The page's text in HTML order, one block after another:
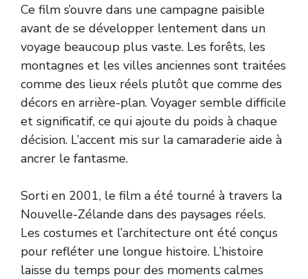
Ce film s’ouvre dans une campagne paisible
avant de se développer lentement dans un
voyage beaucoup plus vaste. Les forêts, les
montagnes et les villes anciennes sont traitées
comme des lieux réels plutôt que comme des
décors en arrière-plan. Voyager semble difficile
et significatif, ce qui ajoute du poids à chaque
décision. L’accent mis sur la camaraderie aide à
ancrer le fantasme.
Sorti en 2001, le film a été tourné à travers la
Nouvelle-Zélande dans des paysages réels.
Les costumes et l’architecture ont été conçus
pour refléter une longue histoire. L’histoire
laisse du temps pour des moments calmes